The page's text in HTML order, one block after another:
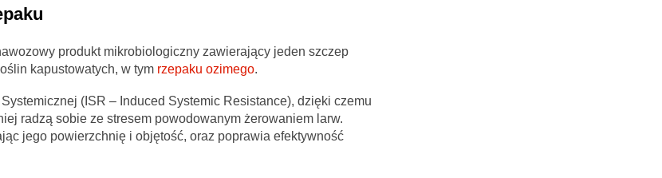
produkt mikrobiologiczny zawierający jeden szczep
kapustowatych, w tym rzepaku ozimego.
(ISR – Induced Systemic Resistance), dzięki czemu
radzą sobie ze stresem powodowanym żerowaniem larw.
jego powierzchnię i objętość, oraz poprawia efektywność